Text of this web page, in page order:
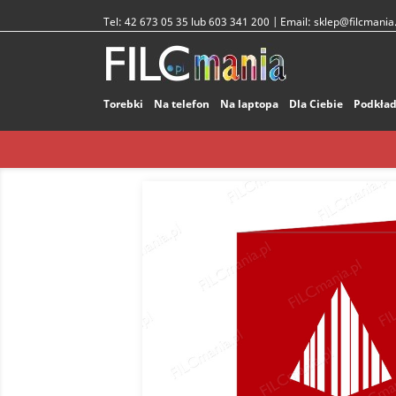
Tel: 42 673 05 35 lub 603 341 200 | Email:
Torebki Na telefon Na laptopa Dla Ciebie